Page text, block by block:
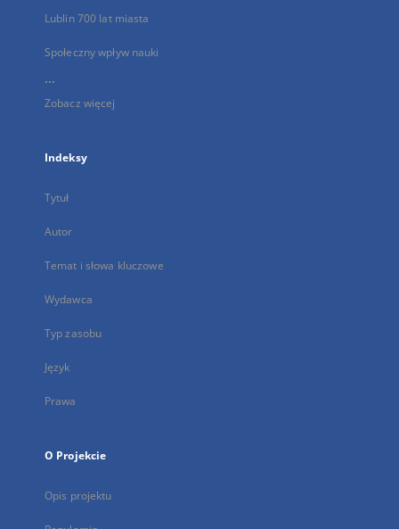
Lublin 700 lat miasta
Społeczny wpływ nauki
...
Zobacz więcej
Indeksy
Tytuł
Autor
Temat i słowa kluczowe
Wydawca
Typ zasobu
Język
Prawa
O Projekcie
Opis projektu